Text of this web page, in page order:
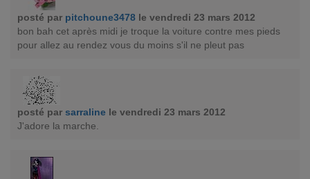
posté par pitchoune3478 le vendredi 23 mars 2012
bon bah cet après midi je troque la voiture contre mes pieds
pour allez au rendez vous du moins s'il ne pleut pas
posté par sarraline le vendredi 23 mars 2012
J'adore la marche.